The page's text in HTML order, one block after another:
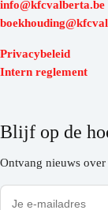
info@kfcvalberta.be
Privacybeleid
Intern reglement
Blijf op de
Ontvang nieuws